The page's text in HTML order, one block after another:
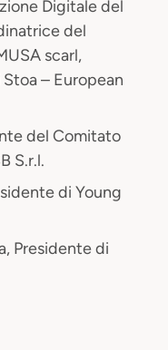
Digitale del
del
scarl,
– European
del Comitato
S.r.l.
di Young
Presidente di